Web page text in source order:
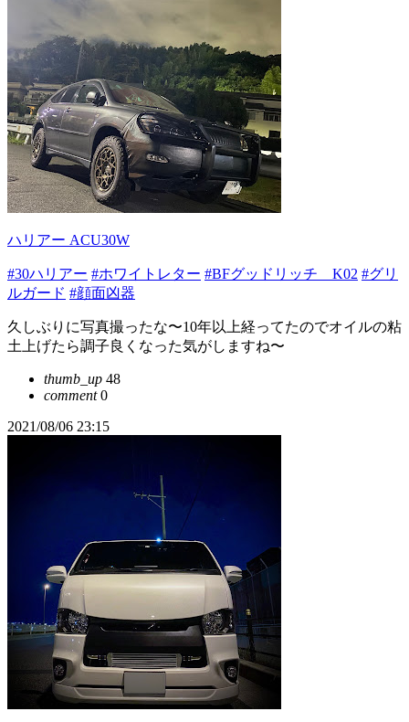
ハリアー ACU30W
#30ハリアー #ホワイトレター #BFグッドリッチ K02 #グリ
ルガード #顔面凶器
久しぶりに写真撮ったな〜10年以上経ってたのでオイルの粘
土上げたら調子良くなった気がしますね〜
thumb_up 48
comment0
2021/08/06 23:15